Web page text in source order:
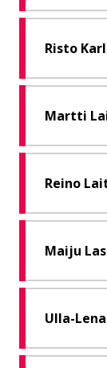
Risto
Martti
Reino
Maiju
Ulla-